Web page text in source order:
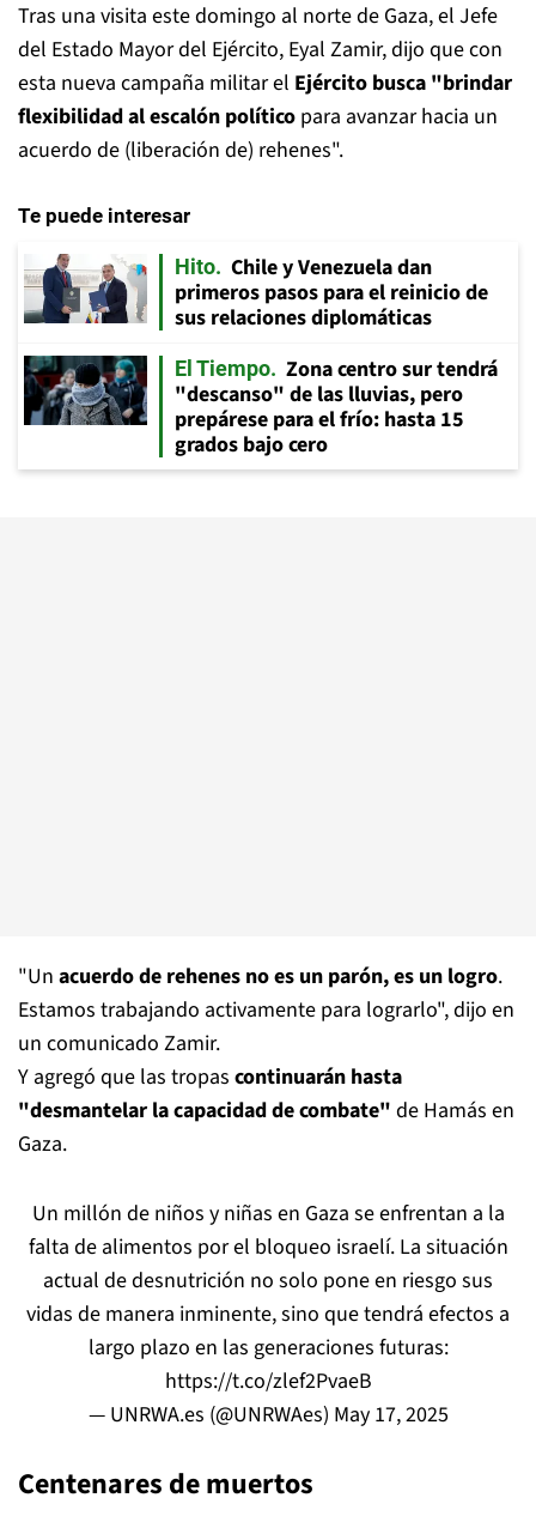
Tras una visita este domingo al norte de Gaza, el Jefe
del Estado Mayor del Ejército, Eyal Zamir, dijo que con
esta nueva campaña militar el Ejército busca "brindar
flexibilidad al escalón político para avanzar hacia un
acuerdo de (liberación de) rehenes".
Te puede interesar
Hito
Chile y Venezuela dan
primeros pasos para el reinicio de
sus relaciones diplomáticas
El Tiempo
Zona centro sur tendrá
"descanso" de las lluvias, pero
prepárese para el frío: hasta 15
grados bajo cero
"Un acuerdo de rehenes no es un parón, es un logro.
Estamos trabajando activamente para lograrlo", dijo en
un comunicado Zamir.
Y agregó que las tropas continuarán hasta
"desmantelar la capacidad de combate" de Hamás en
Gaza.
Un millón de niños y niñas en Gaza se enfrentan a la
falta de alimentos por el bloqueo israelí. La situación
actual de desnutrición no solo pone en riesgo sus
vidas de manera inminente, sino que tendrá efectos a
largo plazo en las generaciones futuras:
https://t.co/zlef2PvaeB
— UNRWA.es (@UNRWAes) May 17, 2025
Centenares de muertos